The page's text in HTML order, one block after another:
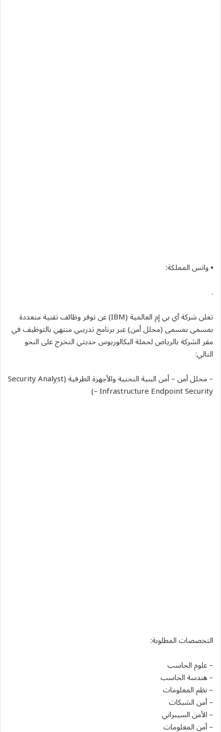
▪︎ واتس المملكة:
.
تعلن شركة آي بي إم العالمية (IBM) عن توفر وظائف تقنية متعددة
بمسمى بمسمى (محلل أمن) عبر برنامج تدريبي منتهي بالتوظيف في
مقر الشركة بالرياض لحملة البكالوريوس حديثي التخرج على النحو
التالي:
– محلل أمن – أمن البنية التحتية والأجهزة الطرفية (Security Analyst
– Infrastructure Endpoint Security)
التخصصات المطلوبة:
– علوم الحاسب
– هندسة الحاسب
– نظم المعلومات
– أمن الشبكات
– الأمن السيبراني
– أمن المعلومات